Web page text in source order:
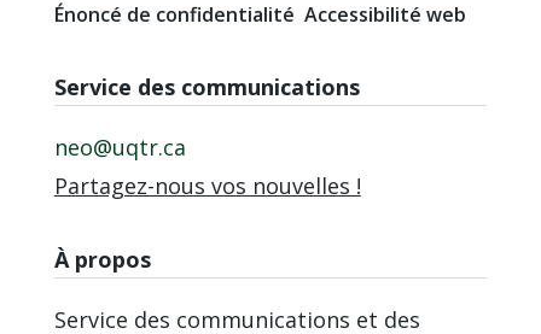
Énoncé de confidentialité Accessibilité web
Service des communications
neo@uqtr.ca
Partagez-nous vos nouvelles !
À propos
Service des communications et des